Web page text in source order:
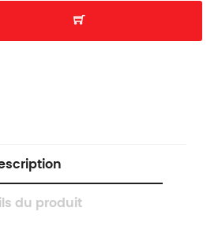
du produit